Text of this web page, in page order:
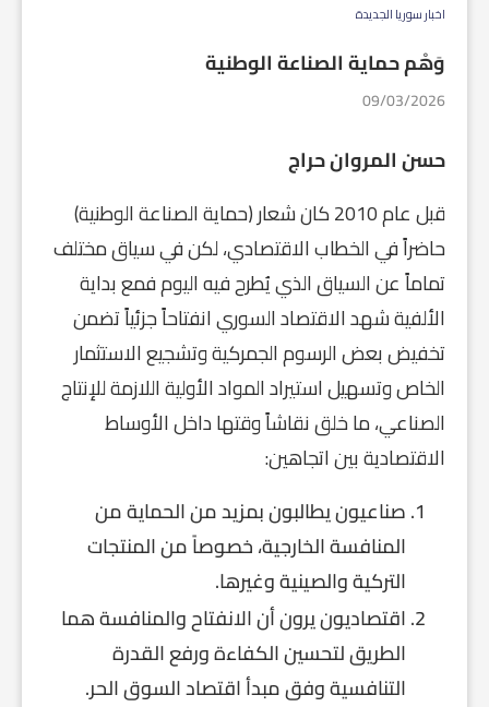
اخبار سوريا الجديدة
وَهْم حماية الصناعة الوطنية
09/03/2026
حسن المروان حراج
قبل عام 2010 كان شعار (حماية الصناعة الوطنية)
حاضراً في الخطاب الاقتصادي، لكن في سياق مختلف
تماماً عن السياق الذي يُطرح فيه اليوم فمع بداية
الألفية شهد الاقتصاد السوري انفتاحاً جزئياً تضمن
تخفيض بعض الرسوم الجمركية وتشجيع الاستثمار
الخاص وتسهيل استيراد المواد الأولية اللازمة للإنتاج
الصناعي، ما خلق نقاشاً وقتها داخل الأوساط
الاقتصادية بين اتجاهين:
صناعيون يطالبون بمزيد من الحماية من
المنافسة الخارجية، خصوصاً من المنتجات
التركية والصينية وغيرها.
اقتصاديون يرون أن الانفتاح والمنافسة هما
الطريق لتحسين الكفاءة ورفع القدرة
التنافسية وفق مبدأ اقتصاد السوق الحر.